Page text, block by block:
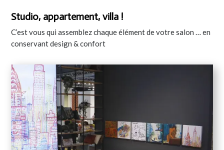
Studio, appartement, villa !
C’est vous qui assemblez chaque élément de votre salon … en
conservant design & confort